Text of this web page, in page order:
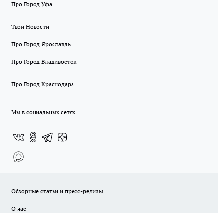
Про Город Уфа
Твои Новости
Про Город Ярославль
Про Город Владивосток
Про Город Краснодара
Мы в социальных сетях
Обзорные статьи и пресс-релизы
О нас